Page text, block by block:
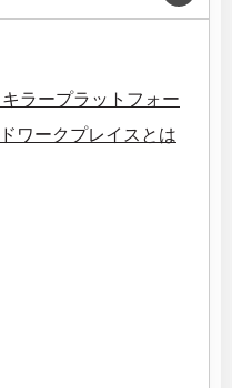
ラープラットフォー
ワークプレイスとは